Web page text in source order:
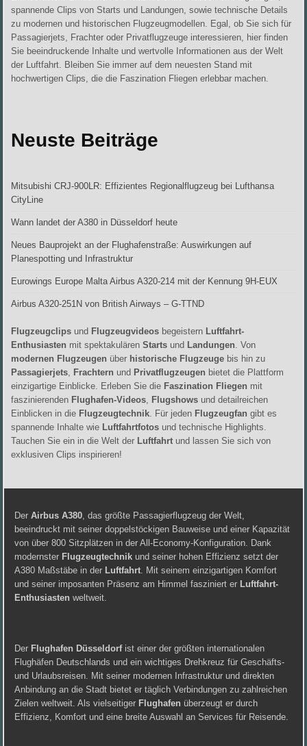
spannende Clips von Starts und Landungen, sowie technische Details
zu modernen und historischen Flugzeugmodellen. Egal, ob Sie sich für
Passagierjets, Frachter oder Privatflugzeuge interessieren, hier finden
Sie beeindruckende Inhalte und wertvolle Informationen aus der Welt
der Luftfahrt. Bleiben Sie immer auf dem neuesten Stand mit
hochwertigen Clips, die die Faszination Fliegen erlebbar machen.
Neuste Beiträge
Mitsubishi CRJ-900LR: Effizientes Regionalflugzeug bei Lufthansa
CityLine
Wann landet der A380 in Düsseldorf heute
Neues Bauprojekt an der Flughafenstraße: Auswirkungen auf
Planespotting und Infrastruktur
Eurowings Europe Malta Airbus A320-214 mit der Kennung 9H-EUX
Airbus A320-251N von British Airways – G-TTND
Flugzeugclips und Flugzeugvideos begeistern Luftfahrt-
Enthusiasten mit spektakulärenStarts und Landungen. Von
modernen Flugzeugen über historische Flugzeuge bis hin zu
Passagierjets, Frachtern und Privatflugzeugen bietet die Plattform
einzigartige Einblicke. Erleben Sie die Faszination Fliegen mit
faszinierenden Flughafen-Videos, Flugshows und detailreichen
Einblicken in die Flugzeugtechnik. Für jeden Flugzeugfan gibt es
spannende Inhalte wie Luftfahrtfotos und technische Highlights.
Tauchen Sie ein in die Welt der Luftfahrt und lassen Sie sich von
exklusiven Clips inspirieren!
DerAirbus A380, das größte Passagierflugzeug der Welt,
beeindruckt mit seiner doppelstöckigen Bauweise und einer Kapazität
von über 800 Sitzplätzen in der All-Economy-Konfiguration. Dank
modernster Flugzeugtechnik und seiner hohen Effizienz setzt der
A380 Maßstäbe in der Luftfahrt. Mit seinem einzigartigen Komfort
und seiner imposanten Präsenz am Himmel fasziniert er Luftfahrt-
Enthusiasten weltweit.
Der Flughafen Düsseldorfist einer der größten internationalen
Flughäfen Deutschlands und ein wichtiges Drehkreuz für Geschäfts-
und Urlaubsreisen. Mit seiner modernen Infrastruktur und direkten
Anbindung an die Stadt bietet er täglich Verbindungen zu zahlreichen
Zielen weltweit. Als vielseitiger Flughafen überzeugt er durch
Effizienz, Komfort und eine breite Auswahl an Services für Reisende.